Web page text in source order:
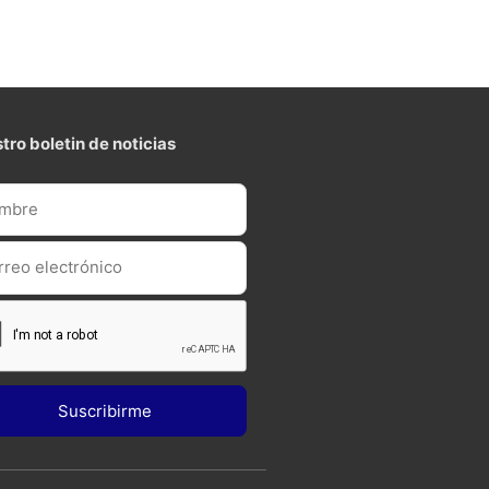
boletin de noticias